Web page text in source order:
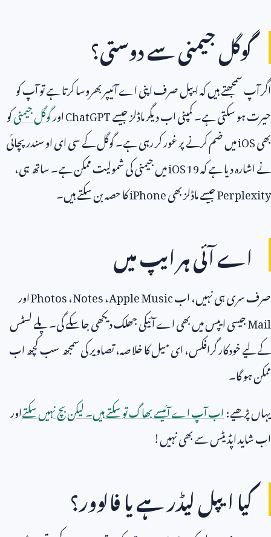
گوگل جیمنی سے دوستی؟
اگر آپ سمجھتے ہیں کہ ایپل صرف اپنی اے آئیپر بھروسا کرتا ہے تو آپ کو
حیرت ہو سکتی ہے۔ کمپنی اب دیگر ماڈلز جیسےChatGPTاورگوگل جیمنیکو
بھیiOSمیں ضم کرنے پر غور کر رہی ہے۔ گوگل کے سی ای او سندر پچائی
نے اشارہ دیا ہے کہiOS 19میں جیمنی کی شمولیت ممکن ہے۔ ساتھ ہی،
Perplexityجیسے ماڈلز بھیiPhoneکا حصہ بن سکتے ہیں۔
اے آئی ہر ایپ میں
صرف سری ہی نہیں، ابApple Music،Notes،Photosاور
Mailجیسی ایپس میں بھی اے آئیکی جھلک دیکھی جا سکے گی۔ پلے لسٹس
کے لیے خودکار گرافکس، ای میل کا خلاصہ، تصاویر کی سمجھ سب کچھ اب
ممکن ہو گا۔
یہاں پڑھیے:اب آپ اے آئیسے بھاگ تو سکتے ہیں۔ لیکن بچ نہیں سکتےاور
اب شاید اپڈیٹس سے بھی نہیں!
کیا ایپل لیڈر ہے یا فالوور؟